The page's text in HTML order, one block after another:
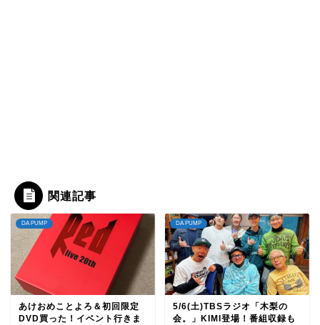
関連記事
DA PUMP
あけおめことよろ＆初回限定
DVD買った！イベント行きま
DA PUMP
5/6(土)TBSラジオ「木梨の
会。」KIMI登場！番組収録も